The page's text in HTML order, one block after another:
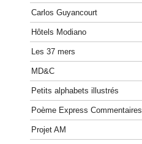
Carlos Guyancourt
Hôtels Modiano
Les 37 mers
MD&C
Petits alphabets illustrés
Poème Express Commentaires
Projet AM